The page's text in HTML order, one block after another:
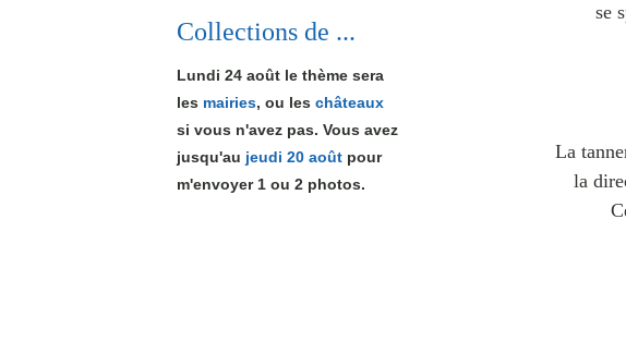
Collections de ...
Lundi 24 août le thème sera
les mairies, ou les châteaux
si vous n'avez pas. Vous avez
jusqu'au jeudi 20 août pour
m'envoyer 1 ou 2 photos.
se
La
la